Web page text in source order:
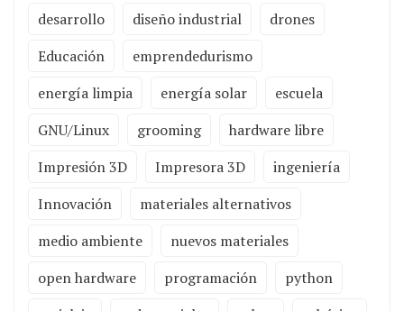
desarrollo
diseño industrial
drones
Educación
emprendedurismo
energía limpia
energía solar
escuela
GNU/Linux
grooming
hardware libre
Impresión 3D
Impresora 3D
ingeniería
Innovación
materiales alternativos
medio ambiente
nuevos materiales
open hardware
programación
python